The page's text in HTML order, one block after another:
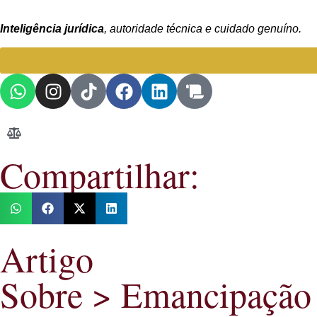
Inteligência jurídica, autoridade técnica e cuidado genuíno.
Compartilhar:
Artigo
Sobre > Emancipação